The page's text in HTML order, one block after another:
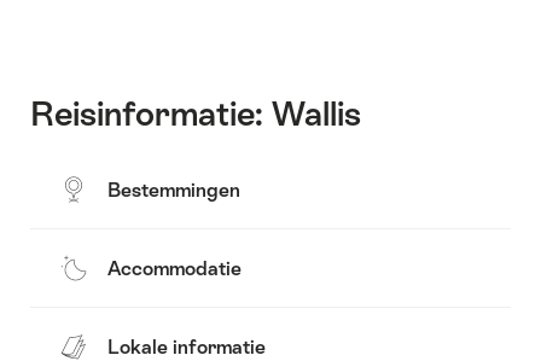
Reisinformatie: Wallis
Bestemmingen
Accommodatie
Lokale informatie